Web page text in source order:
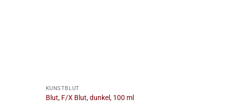
KUNSTBLUT
Blut, F/X Blut, dunkel, 100 ml